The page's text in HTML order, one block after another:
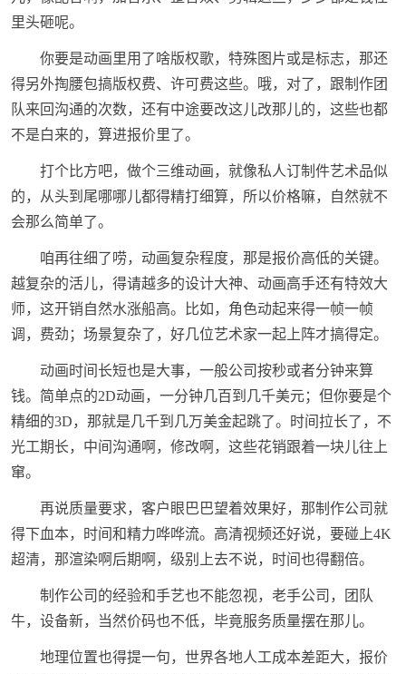
里头砸呢。
你要是动画里用了啥版权歌，特殊图片或是标志，那还
得另外掏腰包搞版权费、许可费这些。哦，对了，跟制作团
队来回沟通的次数，还有中途要改这儿改那儿的，这些也都
不是白来的，算进报价里了。
打个比方吧，做个三维动画，就像私人订制件艺术品似
的，从头到尾哪哪儿都得精打细算，所以价格嘛，自然就不
会那么简单了。
咱再往细了唠，动画复杂程度，那是报价高低的关键。
越复杂的活儿，得请越多的设计大神、动画高手还有特效大
师，这开销自然水涨船高。比如，角色动起来得一帧一帧
调，费劲；场景复杂了，好几位艺术家一起上阵才搞得定。
动画时间长短也是大事，一般公司按秒或者分钟来算
钱。简单点的2D动画，一分钟几百到几千美元；但你要是个
精细的3D，那就是几千到几万美金起跳了。时间拉长了，不
光工期长，中间沟通啊，修改啊，这些花销跟着一块儿往上
窜。
再说质量要求，客户眼巴巴望着效果好，那制作公司就
得下血本，时间和精力哗哗流。高清视频还好说，要碰上4K
超清，那渲染啊后期啊，级别上去不说，时间也得翻倍。
制作公司的经验和手艺也不能忽视，老手公司，团队
牛，设备新，当然价码也不低，毕竟服务质量摆在那儿。
地理位置也得提一句，世界各地人工成本差距大，报价